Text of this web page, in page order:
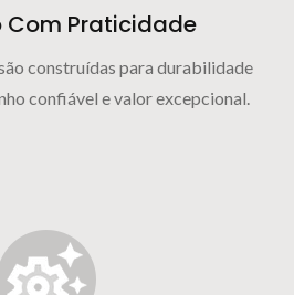
Com Praticidade
construídas para durabilidade
confiável e valor excepcional.